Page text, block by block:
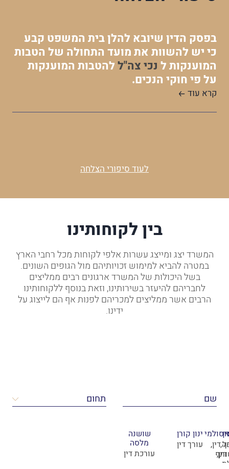
בפסק הדין שיובא להלן בית המשפט קבע
כי יש להשוות את מועד התחולה של הטבות
המוענקות ל נכי צה"ללהטבות המוענקות
על פי חוקי הנכים.
קרא עוד
לעוד סיפורי הצלחה
בין לקוחותינו
המשרד יצג ומייצג עשרות אלפי לקוחות מכל רחבי הארץ
במטרה להביא למימוש זכויותיהם מול הגופים השונים.
בשל היכולות של המשרד ארגונים רבים ממליצים
לחבריהם להיעזר בשירותינו, וזאת בנוסף ללקוחותינו
הרבים אשר ממליצים למכריהם לפנות אף הם לייצוג על
ידינו.
סולמי
דין,
ינון קורן
עורך דין
שושנה
מלסה
עורכת דין